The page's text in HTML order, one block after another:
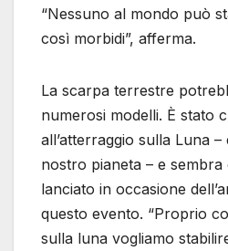
“Nessuno al mondo può
così morbidi”, afferma.
La scarpa terrestre
numerosi modelli. È stato
all’atterraggio sulla Luna
nostro pianeta – e
lanciato in occasione
questo evento. “Proprio
sulla luna vogliamo